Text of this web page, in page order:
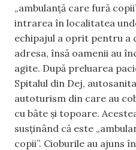
„ambulanță care fură
intrarea în localitatea
echipajul a oprit pentru a
adresa, însă oamenii au
agite. După preluarea
Spitalul din Dej,
autoturism din care au
cu bâte și topoare.
susținând că este
copii”. Cioburile au ajuns